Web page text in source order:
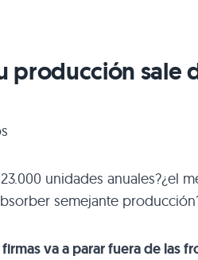
producción sale
unidades anuales?¿el
semejante
va a parar fuera de las